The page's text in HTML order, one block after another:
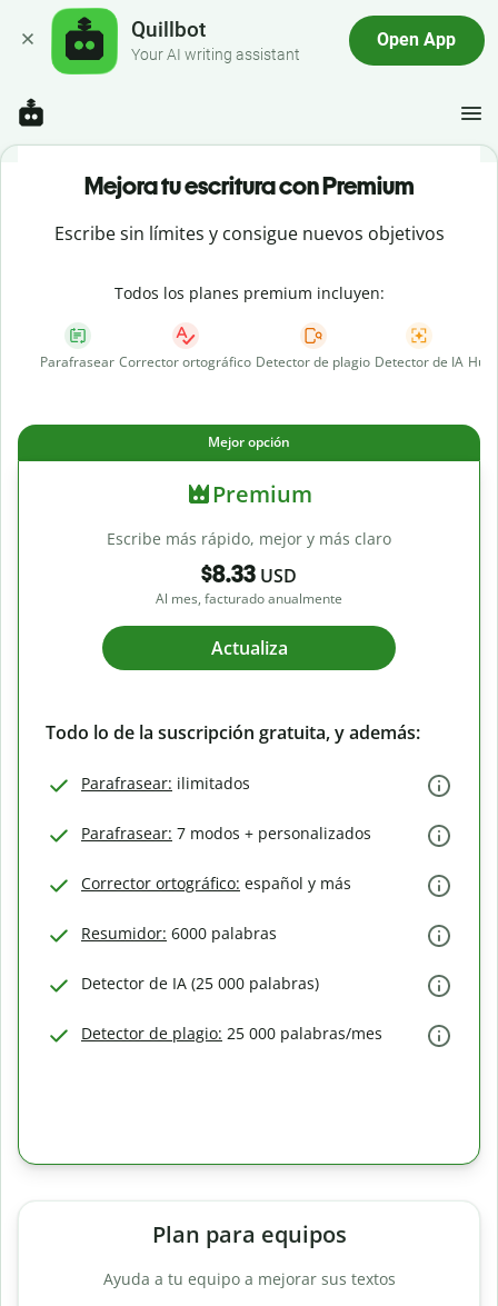
Quillbot
Your AI writing assistant
Open App
Mejora tu escritura con Premium
Escribe sin límites y consigue nuevos objetivos
Todos los planes premium incluyen:
Parafrasear Corrector ortográfico Detector de plagio Detector de IA
Mejor opción
Premium
Escribe más rápido, mejor y más claro
$8.33 USD
Al mes, facturado anualmente
Actualiza
Todo lo de la suscripción gratuita, y además:
Parafrasear: ilimitados
Parafrasear: 7 modos + personalizados
Corrector ortográfico: español y más
Resumidor: 6000 palabras
Detector de IA (25 000 palabras)
Detector de plagio: 25 000 palabras/mes
Plan para equipos
Ayuda a tu equipo a mejorar sus textos